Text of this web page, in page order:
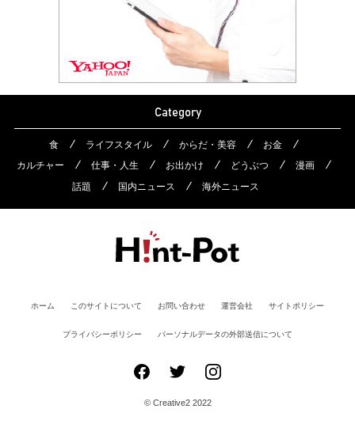
Category
食 ライフスタイル からだ・美容
お金
カルチャー
仕事・人生 お出かけ どうぶつ
漫画
話題
国内ニュース 海外ニュース
ホーム このサイトについて お問い合わせ 運営会社 サイトポリシー
プライバシーポリシー パーソナルデータの外部送信について
© Creative2 2022